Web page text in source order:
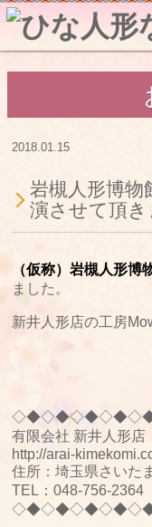
2018.01.15
岩槻人形博物
演させて頂き
（仮称）岩槻人形博
ました。
新井人形店の工房
有限会社 新井人形店
http://arai-
住所：埼玉県さいた
TEL：048-756-2364